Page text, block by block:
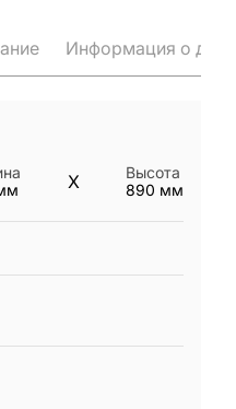
Информация о
X
Высота
890 мм